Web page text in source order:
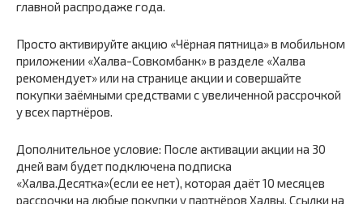
главной распродаже года.
Просто активируйте акцию «Чёрная пятница» в мобильном
приложении «Халва-Совкомбанк» в разделе «Халва
рекомендует» или на странице акции и совершайте
покупки заёмными средствами с увеличенной рассрочкой
у всех партнёров.
Дополнительное условие: После активации акции на 30
дней вам будет подключена подписка
«Халва.Десятка»(если ее нет), которая даёт 10 месяцев
рассрочки на любые покупки у партнёров Халвы. Ссылки на